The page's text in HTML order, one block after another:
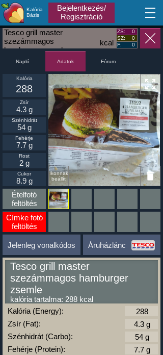
Kalória
Bázis
Bejelentkezés/
Regisztráció
MA
kcal
Tesco grill master
szezámmagos
hamburger zsemle
ZS:
0
SZ:
0
F:
0
Napló Adatok Fórum
Ikonnak
beállít
Kalória
288
Zsír
4.3 g
Szénhidrát
54 g
Fehérje
7.7 g
Rost
2 g
Cukor
8.9 g
Ételfotó
feltöltés
Címke fotó
feltöltés
Jelenleg vonalkódos Áruházlánc
Tesco grill master
szezámmagos hamburger
zsemle
kalória tartalma: 288 kcal
Kalória (Energy):
Zsír (Fat):
Szénhidrát (Carbo):
Fehérje (Protein):